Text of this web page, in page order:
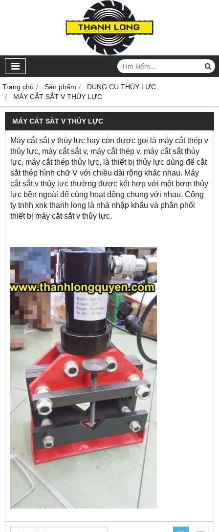
Trang chủ Sản phẩm
DỤNG CỤ THỦY LỰC
MÁY CẮT SẮT V THỦY LỰC
MÁY CẮT SẮT V THỦY LỰC
Máy cắt sắt v thủy lực hay còn được gọi là máy cắt thép v
thủy lực, máy cắt sắt v, máy cắt thép v, máy cắt sắt thủy
lực, máy cắt thép thủy lực, là thiết bị thủy lực dùng để cắt
sắt thép hình chữ V với chiều dài rộng khác nhau. Máy
cắt sắt v thủy lực thường được kết hợp với một bơm thủy
lực bên ngoài để cùng hoạt động chung với nhau. Công
ty tnhh xnk thanh long là nhà nhập khẩu và phân phối
thiết bị máy cắt sắt v thủy lực.